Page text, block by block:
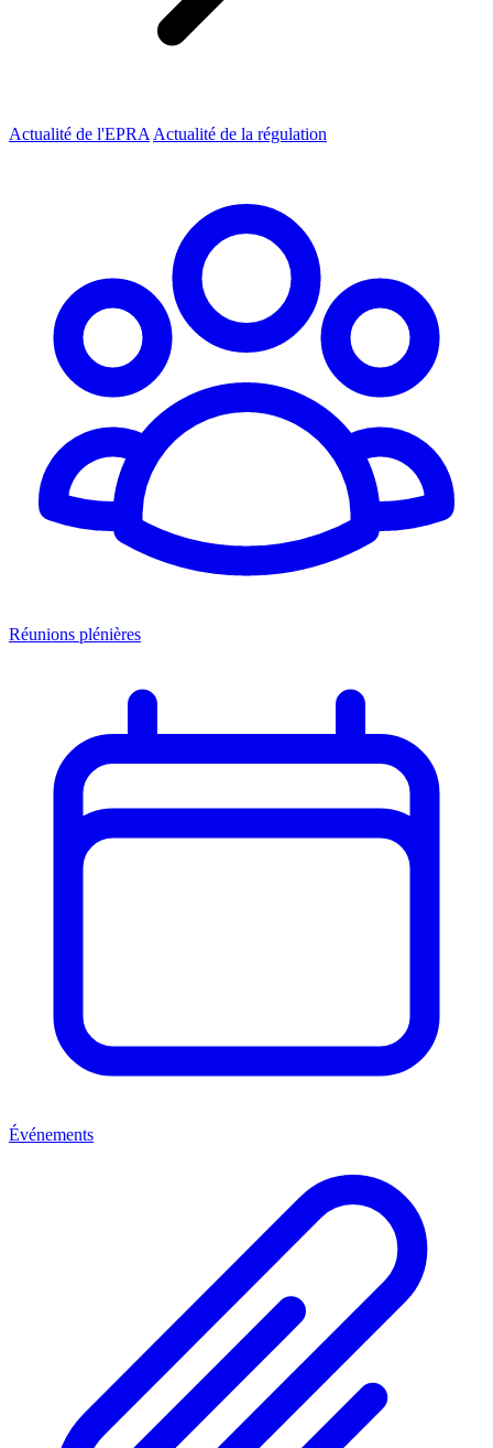
Actualité de l'EPRA Actualité de la régulation
Réunions plénières
Événements